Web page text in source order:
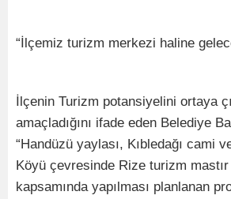
“İlçemiz turizm merkezi haline
İlçenin Turizm potansiyelini ortaya
amaçladığını ifade eden Belediye
“Handüzü yaylası, Kıbledağı cami
Köyü çevresinde Rize turizm mastır
kapsamında yapılması planlanan